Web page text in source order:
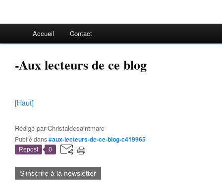
Accueil Contact
-Aux lecteurs de ce blog
[Haut]
Rédigé parChristaldesaintmarc
Publié dans#aux-lecteurs-de-ce-blog-c419965
Repost 0
S'inscrire à la newsletter